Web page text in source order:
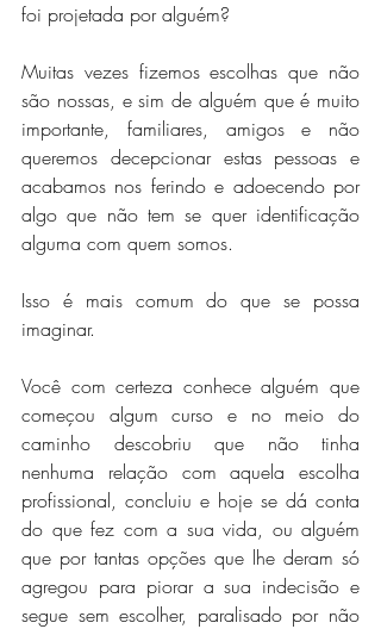
foi projetada por alguém?
Muitas vezes fizemos escolhas que não
são nossas, e sim de alguém que é muito
importante, familiares, amigos e não
queremos decepcionar estas pessoas e
acabamos nos ferindo e adoecendo por
algo que não tem se quer identificação
alguma com quem somos.
Isso é mais comum do que se possa
imaginar.
Você com certeza conhece alguém que
começou algum curso e no meio do
caminho descobriu que não tinha
nenhuma relação com aquela escolha
profissional, concluiu e hoje se dá conta
do que fez com a sua vida, ou alguém
que por tantas opções que lhe deram só
agregou para piorar a sua indecisão e
segue sem escolher, paralisado por não